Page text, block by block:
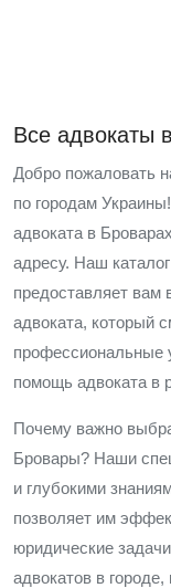
Все адвокаты
Добро пожаловать
по городам
адвоката в
адресу. Наш
предоставляет вам
адвоката, который
профессиональные
помощь адвоката в
Почему важно
Бровары? Наши
и глубокими
позволяет им
юридические
адвокатов в